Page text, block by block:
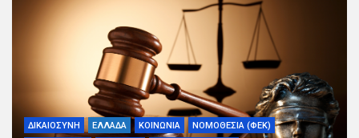
ΔΙΚΑΙΟΣΥΝΗ ΕΛΛΑΔΑ ΚΟΙΝΩΝΙΑ
ΝΟΜΟΘΕΣΙΑ (ΦΕΚ)